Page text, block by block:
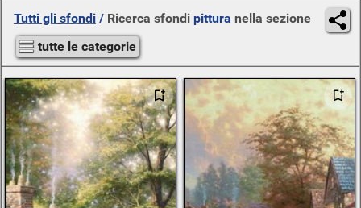
Tutti gli sfondi / Ricerca sfondi pittura nella sezione
tutte le categorie